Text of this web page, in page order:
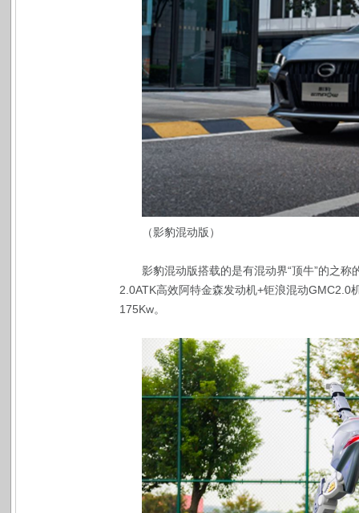
（影豹混动版）
影豹混动版搭载的是有混动界“顶牛”的之
2.0ATK高效阿特金森发动机+钜浪混动
175Kw。